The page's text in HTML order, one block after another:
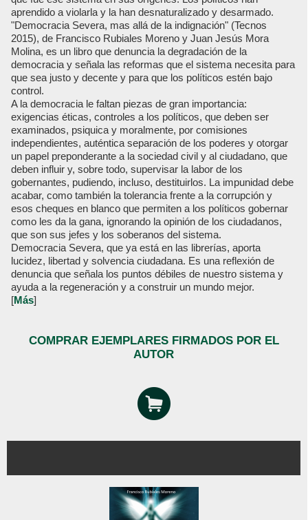
aprendido a violarla y la han desnaturalizado y desarmado.
"Democracia Severa, mas allá de la indignación" (Tecnos
2015), de Francisco Rubiales Moreno y Juan Jesús Mora
Molina, es un libro que denuncia la degradación de la
democracia y señala las reformas que el sistema necesita para
que sea justo y decente y para que los políticos estén bajo
control.
A la democracia le faltan piezas de gran importancia:
exigencias éticas, controles a los políticos, que deben ser
examinados, psiquica y moralmente, por comisiones
independientes, auténtica separación de los poderes y otorgar
un papel preponderante a la sociedad civil y al ciudadano, que
deben influir y, sobre todo, supervisar la labor de los
gobernantes, pudiendo, incluso, destituirlos. La impunidad debe
acabar, como también la tolerancia frente a la corrupción y
esos cheques en blanco que permiten a los políticos gobernar
como les da la gana, ignorando la opinión de los ciudadanos,
que son sus jefes y los soberanos del sistema.
Democracia Severa, que ya está en las librerías, aporta
lucidez, libertad y solvencia ciudadana. Es una reflexión de
denuncia que señala los puntos débiles de nuestro sistema y
ayuda a la regeneración y a construir un mundo mejor.
[Más]
COMPRAR EJEMPLARES FIRMADOS POR EL
AUTOR